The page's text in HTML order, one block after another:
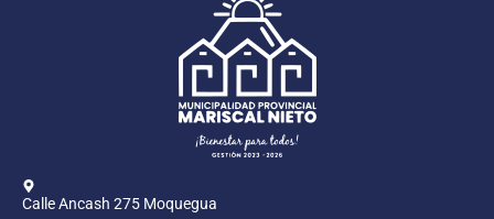
Calle Ancash 275 Moquegua